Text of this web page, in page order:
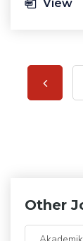
View
Other